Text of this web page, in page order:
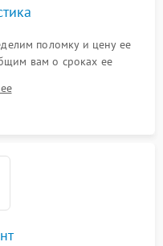
поломку и цену ее
вам о сроках ее